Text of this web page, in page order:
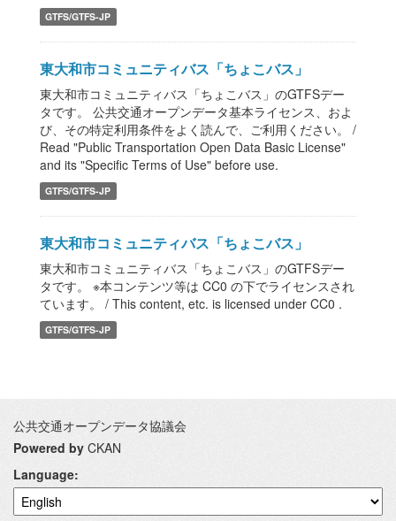
GTFS/GTFS-JP
東大和市コミュニティバス「ちょこバス」
東大和市コミュニティバス「ちょこバス」のGTFSデー
タです。 公共交通オープンデータ基本ライセンス、およ
び、その特定利用条件をよく読んで、ご利用ください。 /
Read "Public Transportation Open Data Basic License"
and its "Specific Terms of Use" before use.
GTFS/GTFS-JP
東大和市コミュニティバス「ちょこバス」
東大和市コミュニティバス「ちょこバス」のGTFSデー
タです。 ※本コンテンツ等は CC0 の下でライセンスされ
ています。 / This content, etc. is licensed under CC0 .
GTFS/GTFS-JP
公共交通オープンデータ協議会
Powered by CKAN
Language